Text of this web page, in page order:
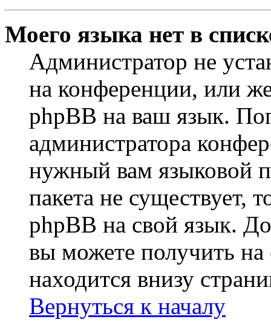
Моего языка нет в
Администратор не
на конференции, или
phpBB на ваш язык.
администратора
нужный вам языковой
пакета не существует,
phpBB на свой язык.
вы можете получить на
находится внизу
Вернуться к началу